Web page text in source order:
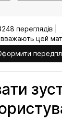
переглядів |
вважають цей